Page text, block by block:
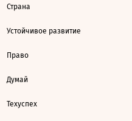
Страна
Устойчивое развитие
Право
Думай
Техуспех